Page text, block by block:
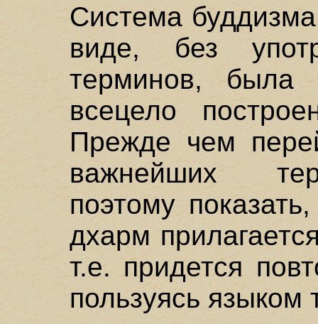
Система
виде, без
терминов, была
всецело
Прежде чем
важнейших
поэтому
дхарм
т.е. придется
пользуясь языком